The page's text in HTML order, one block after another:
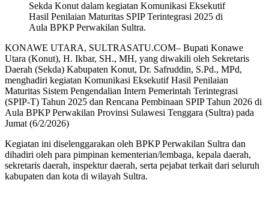
Sekda Konut dalam kegiatan Komunikasi Eksekutif
Hasil Penilaian Maturitas SPIP Terintegrasi 2025 di
Aula BPKP Perwakilan Sultra.
KONAWE UTARA, SULTRASATU.COM– Bupati Konawe
Utara (Konut), H. Ikbar, SH., MH, yang diwakili oleh Sekretaris
Daerah (Sekda) Kabupaten Konut, Dr. Safruddin, S.Pd., MPd,
menghadiri kegiatan Komunikasi Eksekutif Hasil Penilaian
Maturitas Sistem Pengendalian Intern Pemerintah Terintegrasi
(SPIP-T) Tahun 2025 dan Rencana Pembinaan SPIP Tahun 2026 di
Aula BPKP Perwakilan Provinsi Sulawesi Tenggara (Sultra) pada
Jumat (6/2/2026)
Kegiatan ini diselenggarakan oleh BPKP Perwakilan Sultra dan
dihadiri oleh para pimpinan kementerian/lembaga, kepala daerah,
sekretaris daerah, inspektur daerah, serta pejabat terkait dari seluruh
kabupaten dan kota di wilayah Sultra.